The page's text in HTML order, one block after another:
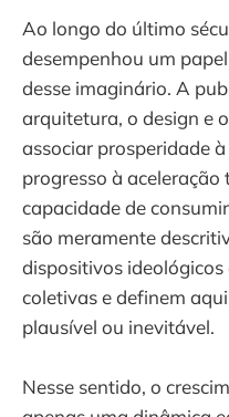
Ao longo do último
desempenhou um
desse imaginário. A
arquitetura, o design e
associar prosperidade
progresso à
capacidade de
são meramente
dispositivos
coletivas e definem
plausível ou inevitável.
Nesse sentido, o